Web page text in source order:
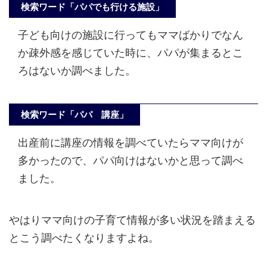
検索ワード「パパでも行ける施設」
子ども向けの施設に行ってもママばかりでなん
か疎外感を感じていた時に、 パパが集まるとこ
ろはないか調べました。
検索ワード「パパ 講座」
出産前に講座の情報を調べていたらママ向けが
多かったので、パパ向けはないかと思って調べ
ました。
やはりママ向けの子育て情報が多い状況を踏まえる
とこう調べたくなりますよね。